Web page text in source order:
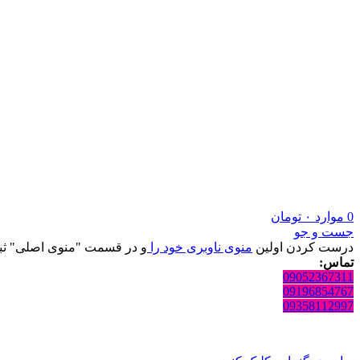
0 موارد ۰ تومان
جست و جو
درست کردن اولین منوی ناوبری خود را و در قسمت "منوی اصلی"
تماس:
09052367311
09196854767
09358112997